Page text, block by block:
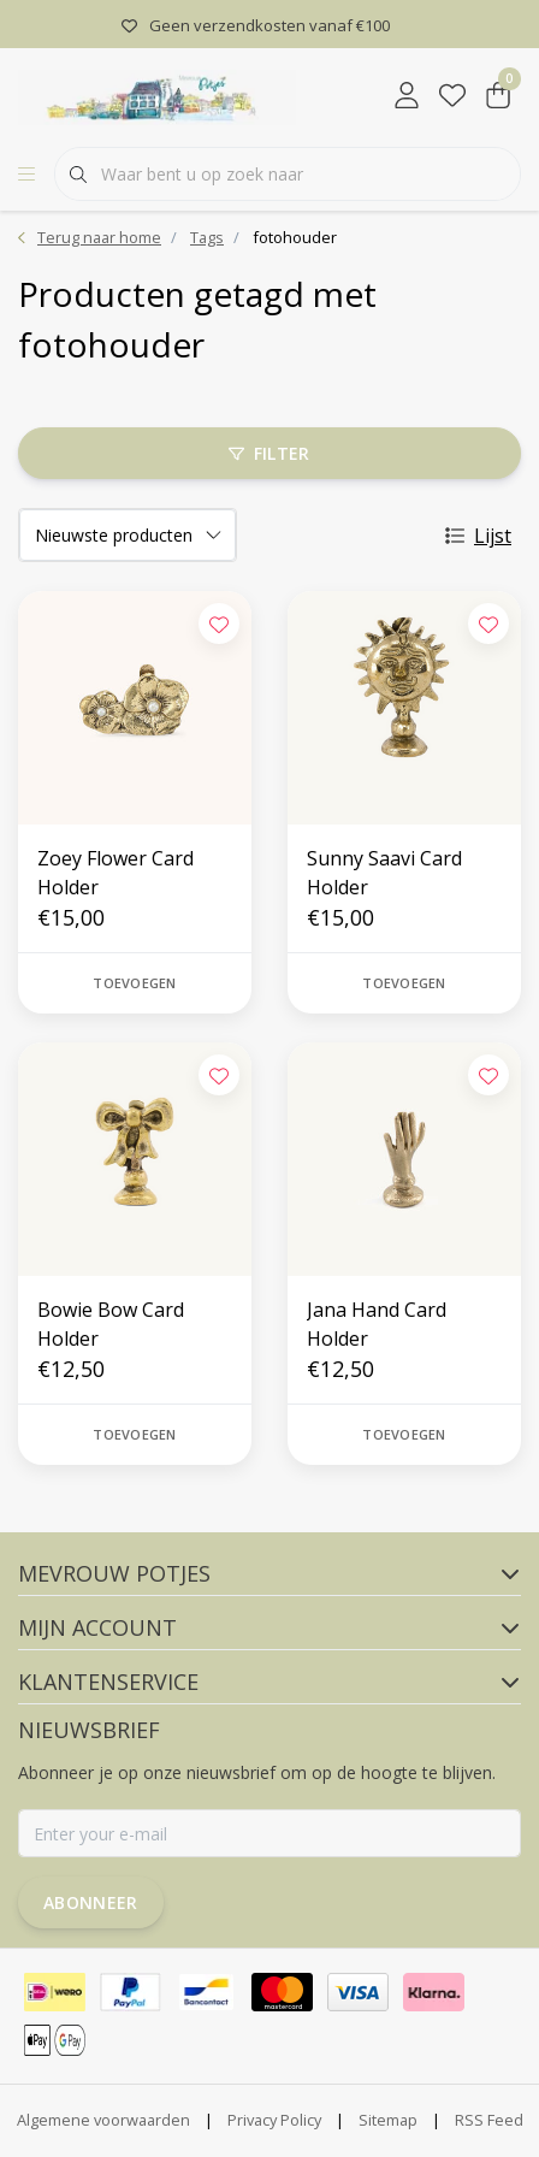
Geen verzendkosten vanaf €100
0
Terug naar home Tags fotohouder
Producten getagd met
fotohouder
FILTER
Lijst
Zoey Flower Card
Holder
€15,00
TOEVOEGEN
Sunny Saavi Card
Holder
€15,00
TOEVOEGEN
Bowie Bow Card
Holder
€12,50
TOEVOEGEN
Jana Hand Card
Holder
€12,50
TOEVOEGEN
FACEBOOK
MEVROUW POTJES
MIJN ACCOUNT
KLANTENSERVICE
NIEUWSBRIEF
Abonneer je op onze nieuwsbrief om op de hoogte te blijven.
ABONNEER
Algemene voorwaarden | Privacy Policy | Sitemap | RSS Feed